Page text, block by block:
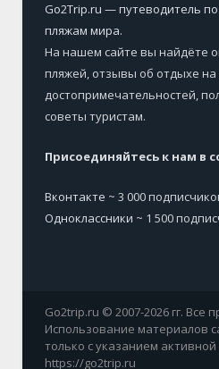
Go2Trip.ru — путеводитель
пляжам мира.
На нашем сайте вы найдёте
пляжей, отзывы об отдыхе
достопримечательностей,
советы туристам.
Присоединяйтесь к нам в
Вконтакте ~ 3 000
Одноклассники ~ 1 500
Go2trip.ru © 2007-2026 гг.
Использование материалов
только с указанием активной
https://go2trip.ru